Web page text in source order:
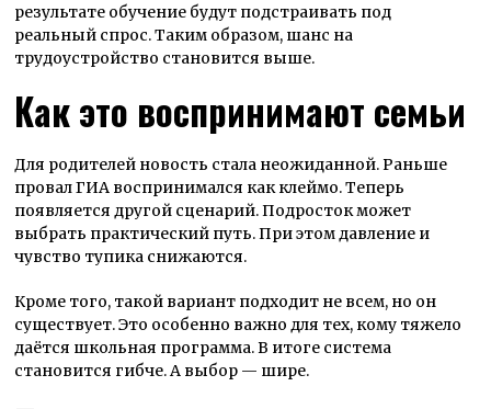
результате обучение будут подстраивать под
реальный спрос. Таким образом, шанс на
трудоустройство становится выше.
Как это воспринимают семьи
Для родителей новость стала неожиданной. Раньше
провал ГИА воспринимался как клеймо. Теперь
появляется другой сценарий. Подросток может
выбрать практический путь. При этом давление и
чувство тупика снижаются.
Кроме того, такой вариант подходит не всем, но он
существует. Это особенно важно для тех, кому тяжело
даётся школьная программа. В итоге система
становится гибче. А выбор — шире.